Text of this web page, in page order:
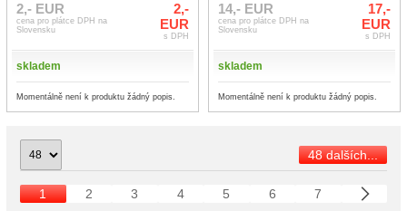
2,- EUR
cena pro plátce DPH na
Slovensku
2,-
EUR
s DPH
skladem
Momentálně není k produktu žádný popis.
14,- EUR
cena pro plátce DPH na
Slovensku
17,-
EUR
s DPH
skladem
Momentálně není k produktu žádný popis.
48 dalších...
1 2 3 4 5 6 7